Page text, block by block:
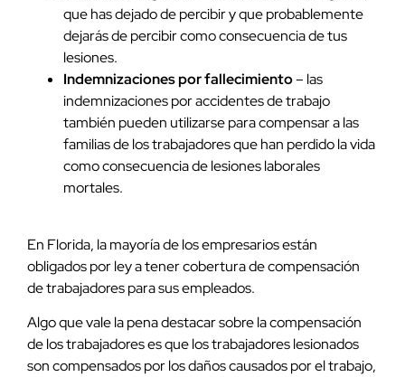
que has dejado de percibir y que probablemente
dejarás de percibir como consecuencia de tus
lesiones.
Indemnizaciones por fallecimiento– las
indemnizaciones por accidentes de trabajo
también pueden utilizarse para compensar a las
familias de los trabajadores que han perdido la vida
como consecuencia de lesiones laborales
mortales.
En Florida, la mayoría de los empresarios están
obligados por ley a tener cobertura de compensación
de trabajadores para sus empleados.
Algo que vale la pena destacar sobre la compensación
de los trabajadores es que los trabajadores lesionados
son compensados por los daños causados por el trabajo,